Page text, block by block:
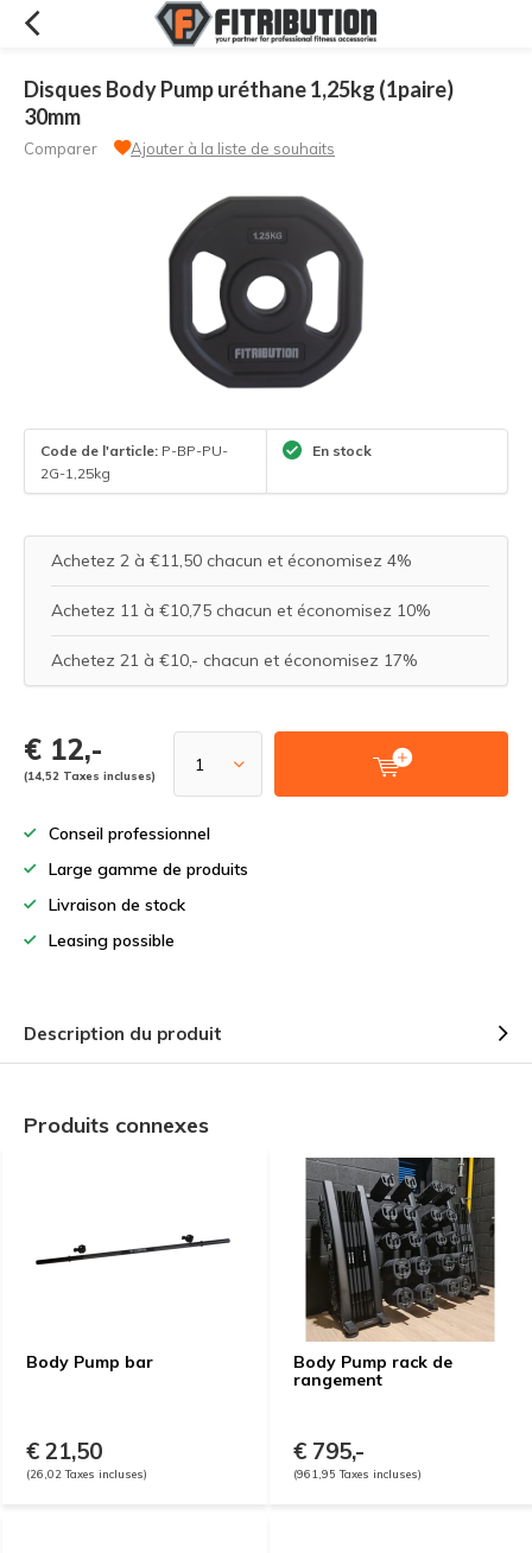
Disques Body Pump uréthane 1,25kg (1paire)
30mm
Comparer Ajouter à la liste de souhaits
Code de l'article: P-BP-PU-
2G-1,25kg
En stock
Achetez 2 à €11,50 chacun et économisez 4%
Achetez 11 à €10,75 chacun et économisez 10%
Achetez 21 à €10,- chacun et économisez 17%
€ 12,-
(14,52 Taxes incluses)
Conseil professionnel
Large gamme de produits
Livraison de stock
Leasing possible
Description du produit
Produits connexes
Body Pump bar
€ 21,50
(26,02 Taxes incluses)
Body Pump rack de
rangement
€ 795,-
(961,95 Taxes incluses)